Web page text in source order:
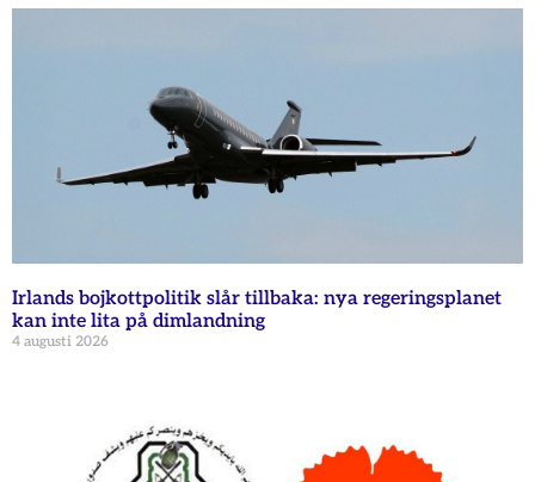
Irlands bojkottpolitik slår tillbaka: nya regeringsplanet
kan inte lita på dimlandning
4 augusti 2026